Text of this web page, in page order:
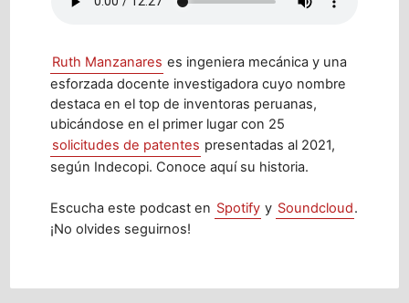
Ruth Manzanares es ingeniera mecánica y una
esforzada docente investigadora cuyo nombre
destaca en el top de inventoras peruanas,
ubicándose en el primer lugar con 25
solicitudes de patentes presentadas al 2021,
según Indecopi. Conoce aquí su historia.
Escucha este podcast en Spotify y Soundcloud.
¡No olvides seguirnos!